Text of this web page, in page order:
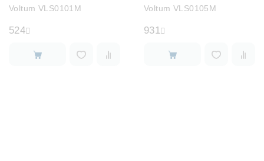
Voltum VLS0101M
524
Voltum VLS0105M
931